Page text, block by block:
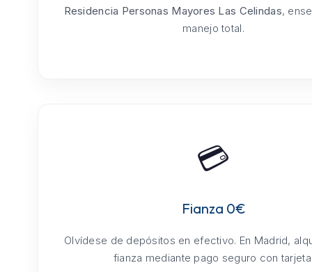
Residencia Personas Mayores Las Celindas,
manejo total.
💳
Fianza 0€
Olvídese de depósitos en efectivo. En Madrid,
fianza mediante pago seguro con